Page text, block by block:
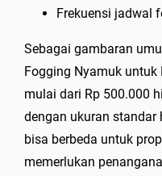
Frekuensi jadwal
Sebagai gambaran
Fogging Nyamuk
mulai dari Rp 500.000
dengan ukuran standar
bisa berbeda untuk
memerlukan